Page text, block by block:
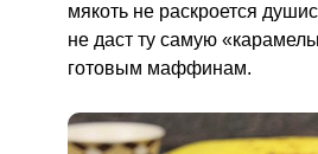
мякоть не раскроется
не даст ту самую
готовым маффинам.